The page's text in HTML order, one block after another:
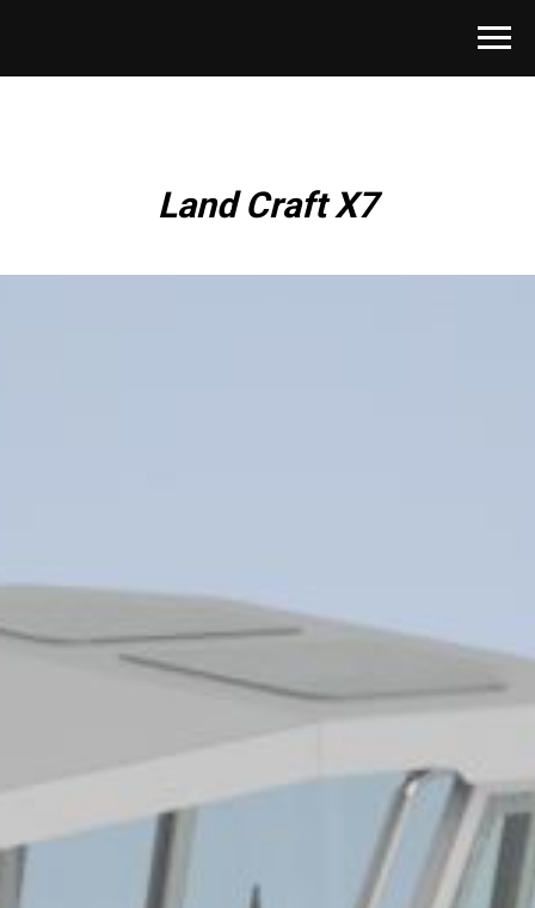
Land Craft X7